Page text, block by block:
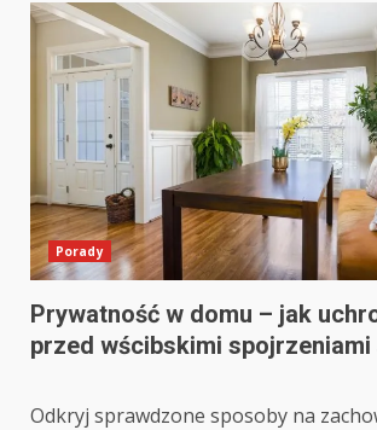
Porady
Prywatność w domu – jak
przed wścibskimi
Odkryj sprawdzone sposoby na